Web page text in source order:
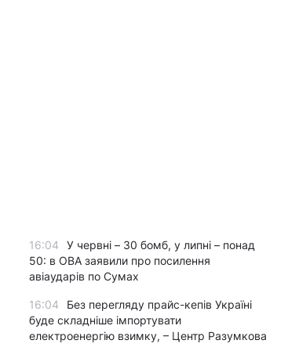
16:04
У червні – 30 бомб, у липні – понад
50: в ОВА заявили про посилення
авіаударів по Сумах
16:04
Без перегляду прайс-кепів Україні
буде складніше імпортувати
електроенергію взимку, – Центр Разумкова